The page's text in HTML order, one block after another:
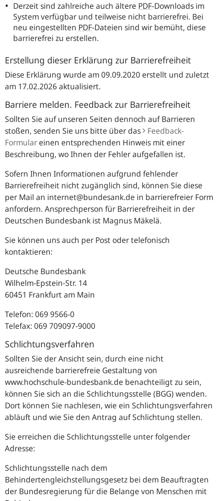
Derzeit sind zahlreiche auch ältere PDF-Downloads im
System verfügbar und teilweise nicht barrierefrei. Bei
neu eingestellten PDF-Dateien sind wir bemüht, diese
barrierefrei zu erstellen.
Erstellung dieser Erklärung zur Barrierefreiheit
Diese Erklärung wurde am 09.09.2020 erstellt und zuletzt
am 17.02.2026 aktualisiert.
Barriere melden. Feedback zur Barrierefreiheit
Sollten Sie auf unseren Seiten dennoch auf Barrieren
stoßen, senden Sie uns bitte über das
Feedback-
Formular einen entsprechenden Hinweis mit einer
Beschreibung, wo Ihnen der Fehler aufgefallen ist.
Sofern Ihnen Informationen aufgrund fehlender
Barrierefreiheit nicht zugänglich sind, können Sie diese
per Mail an internet@bundesank.de in barrierefreier Form
anfordern. Ansprechperson für Barrierefreiheit in der
Deutschen Bundesbank ist Magnus Mäkelä.
Sie können uns auch per Post oder telefonisch
kontaktieren:
Deutsche Bundesbank
Wilhelm-Epstein-Str. 14
60451 Frankfurt am Main
Telefon: 069 9566-0
Telefax: 069 709097-9000
Schlichtungsverfahren
Sollten Sie der Ansicht sein, durch eine nicht
ausreichende barrierefreie Gestaltung von
www.hochschule-bundesbank.de benachteiligt zu sein,
können Sie sich an die Schlichtungsstelle (BGG) wenden.
Dort können Sie nachlesen, wie ein Schlichtungsverfahren
abläuft und wie Sie den Antrag auf Schlichtung stellen.
Sie erreichen die Schlichtungsstelle unter folgender
Adresse:
Schlichtungsstelle nach dem
Behindertengleichstellungsgesetz bei dem Beauftragten
der Bundesregierung für die Belange von Menschen mit